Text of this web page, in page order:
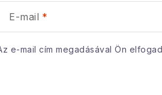
E-mail
e-mail cím megadásával Ön